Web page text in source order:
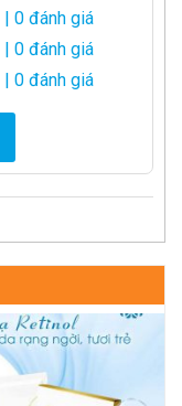
| 0 đánh giá
| 0 đánh giá
| 0 đánh giá